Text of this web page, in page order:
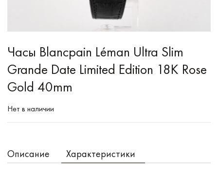
Часы Blancpain Léman Ultra Slim
Grande Date Limited Edition 18K Rose
Gold 40mm
Нет в наличии
Описание Характеристики